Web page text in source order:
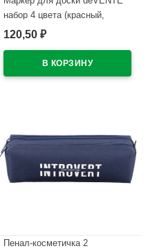
набор 4 цвета (красный,
синий, черный, зеленый) 2мм
магнитом для крепления
арт.5040605 (Ст.4)
120,50 ₽
Пенал-косметичка 2